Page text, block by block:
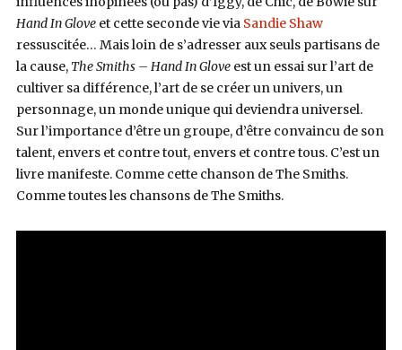
Hand In Gloveet cette seconde vie via Sandie Shaw
ressuscitée… Mais loin de s’adresser aux seuls partisans de
la cause, The Smiths – Hand In Gloveest un essai sur l’art de
cultiver sa différence, l’art de se créer un univers, un
personnage, un monde unique qui deviendra universel.
Sur l’importance d’être un groupe, d’être convaincu de son
talent, envers et contre tout, envers et contre tous. C’est un
livre manifeste. Comme cette chanson de The Smiths.
Comme toutes les chansons de The Smiths.